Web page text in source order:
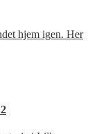
hjem igen. Her